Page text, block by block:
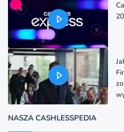
NASZA CASHLESSPEDIA